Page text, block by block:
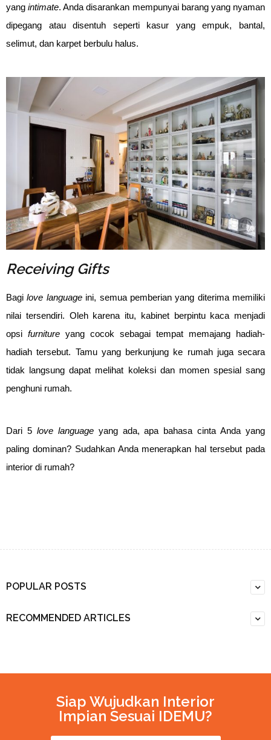
yangintimate. Anda disarankan mempunyai barang yang nyaman
dipegang atau disentuh seperti kasur yang empuk, bantal,
selimut, dan karpet berbulu halus.
Receiving Gifts
Bagilove languageini, semua pemberian yang diterima memiliki
nilai tersendiri. Oleh karena itu, kabinet berpintu kaca menjadi
opsi furniture yang cocok sebagai tempat memajang hadiah-
hadiah tersebut. Tamu yang berkunjung ke rumah juga secara
tidak langsung dapat melihat koleksi dan momen spesial sang
penghuni rumah.
Dari 5love language yang ada, apa bahasa cinta Anda yang
paling dominan? Sudahkan Anda menerapkan hal tersebut pada
interior di rumah?
POPULAR POSTS
RECOMMENDED ARTICLES
Siap Wujudkan Interior
Impian Sesuai IDEMU?